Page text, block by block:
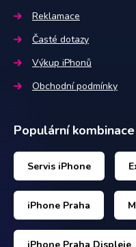
Reklamace
Časté dotazy
Výkup iPhonů
Obchodní podmínky
Populární kombinace
Servis iPhone
iPhone Praha
iPhone Praha Displeje